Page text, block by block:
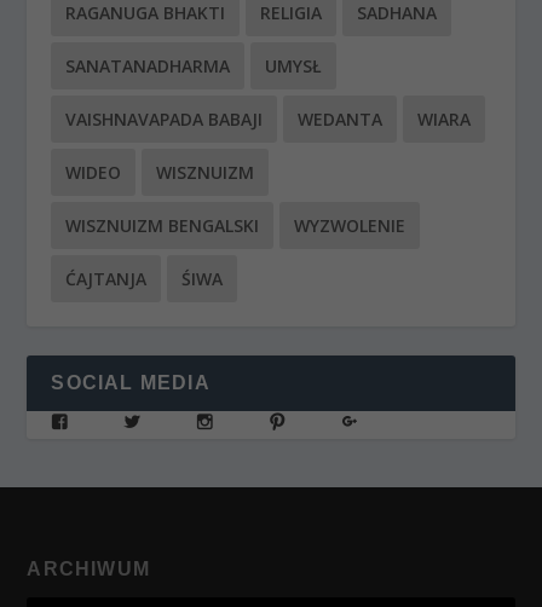
RAGANUGA BHAKTI RELIGIA SADHANA
SANATANADHARMA UMYSŁ
VAISHNAVAPADA BABAJI WEDANTA WIARA
WIDEO WISZNUIZM
WISZNUIZM BENGALSKI WYZWOLENIE
ĆAJTANJA ŚIWA
SOCIAL MEDIA
ARCHIWUM